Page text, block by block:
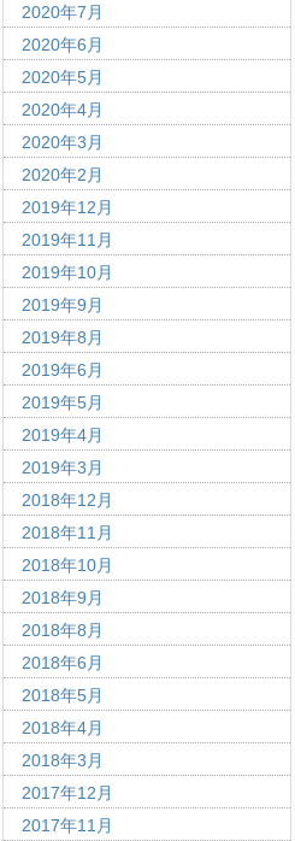
2020年7月
2020年6月
2020年5月
2020年4月
2020年3月
2020年2月
2019年12月
2019年11月
2019年10月
2019年9月
2019年8月
2019年6月
2019年5月
2019年4月
2019年3月
2018年12月
2018年11月
2018年10月
2018年9月
2018年8月
2018年6月
2018年5月
2018年4月
2018年3月
2017年12月
2017年11月